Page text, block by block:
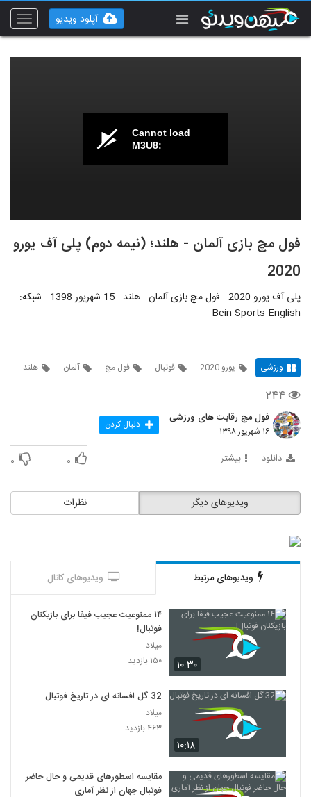
Toggle
آپلود ویدیو
Cannot load
M3U8:
فول مچ بازی آلمان - هلند؛ (نیمه دوم) پلی آف یورو
2020
پلی آف یورو 2020 - فول مچ بازی آلمان - هلند - 15 شهریور 1398 - شبکه:
Bein Sports English
ورزشی یورو 2020 فوتبال فول مچ آلمان هلند
۲۴۴
فول مچ رقابت های ورزشی
۱۶ شهریور ۱۳۹۸ دنبال کردن
دانلود بیشتر ۰ ۰
نظرات ویدیوهای دیگر
ویدیوهای مرتبط ویدیوهای کانال
۱۰:۳۰
۱۴ ممنوعیت عجیب فیفا برای بازیکنان
فوتبال!
میلاد
۱۵۰ بازدید
۱۰:۱۸
32 گل افسانه ای در تاریخ فوتبال
میلاد
۴۶۳ بازدید
مقایسه اسطورهای قدیمی و حال حاضر
فوتبال جهان از نظر آماری